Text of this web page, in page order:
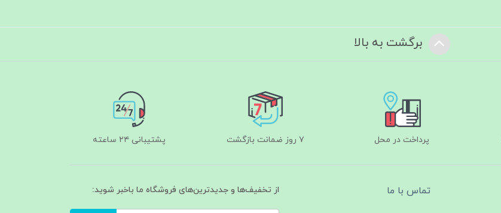
برگشت به بالا
پرداخت در محل ۷ روز ضمانت بازگشت پشتیبانی ۲۴ ساعته
تماس با ما از تخفیف‌ها و جدیدترین‌های فروشگاه ما باخبر شوید: